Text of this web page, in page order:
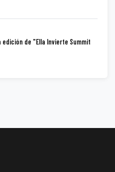
de "Ella Invierte Summit